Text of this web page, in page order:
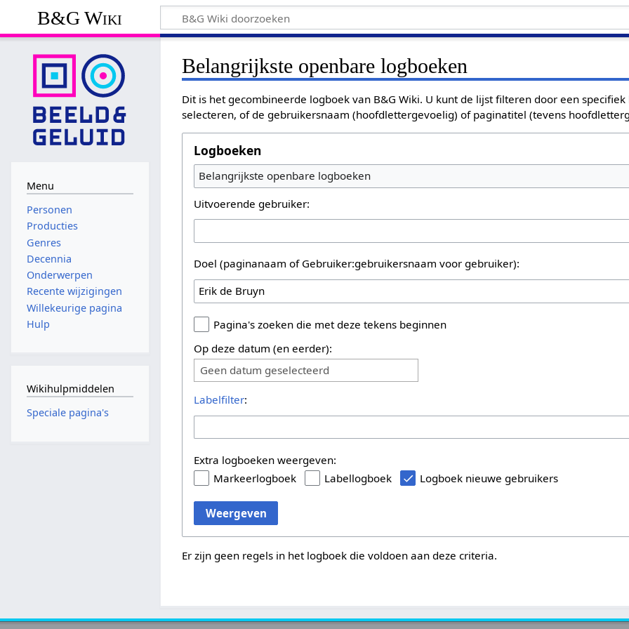
B&G Wiki
Belangrijkste openbare logboeken
Dit is het gecombineerde logboek van B&G Wiki. U kunt de lijst filteren door een
selecteren, of de gebruikersnaam (hoofdlettergevoelig) of paginatitel (tevens
Logboeken
Belangrijkste openbare logboeken
Uitvoerende gebruiker:
Doel (paginanaam of Gebruiker:gebruikersnaam voor gebruiker):
Pagina's zoeken die met deze tekens beginnen
Op deze datum (en eerder):
Geen datum geselecteerd
Labelfilter:
Extra logboeken weergeven:
Markeerlogboek
Labellogboek Logboek nieuwe gebruikers
Weergeven
Er zijn geen regels in het logboek die voldoen aan deze criteria.
Menu
Personen
Producties
Genres
Decennia
Onderwerpen
Recente wijzigingen
Willekeurige pagina
Hulp
Wikihulpmiddelen
Speciale pagina's